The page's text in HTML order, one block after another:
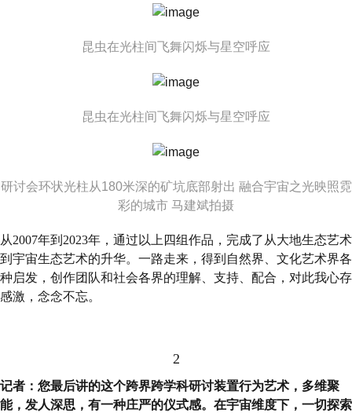
昆虫在光柱间飞舞闪烁与星空呼应
昆虫在光柱间飞舞闪烁与星空呼应
研讨会环状光柱从180米深的矿坑底部射出 融合宇宙之光映照霓
彩的城市 马建斌拍摄
从2007年到2023年，通过以上四组作品，完成了从大地生态艺术
到宇宙生态艺术的升华。一路走来，得到自然界、文化艺术界各
种启发，创作团队和社会各界的理解、支持、配合，对此我心存
感激，念念不忘。
2
记者：您最后讲的这个跨界跨学科研讨装置行为艺术，多维聚
能，发人深思，有一种庄严的仪式感。在宇宙维度下，一切探索